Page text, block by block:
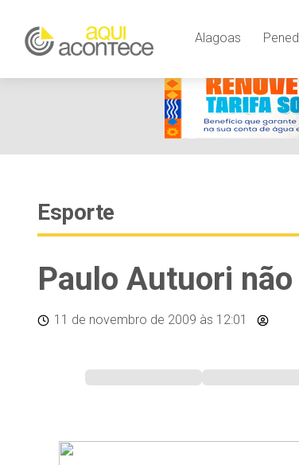
Alagoas
Esporte
Paulo Autuori
11 de novembro de 2009 às 12:01